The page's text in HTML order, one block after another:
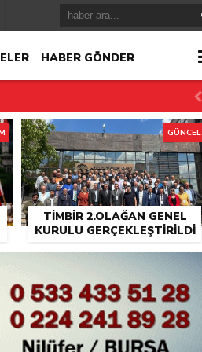
HABER GÖNDER
TİMBİR 2.OLAĞAN GENEL
KURULU GERÇEKLEŞTIRILDI
GÜNCEL